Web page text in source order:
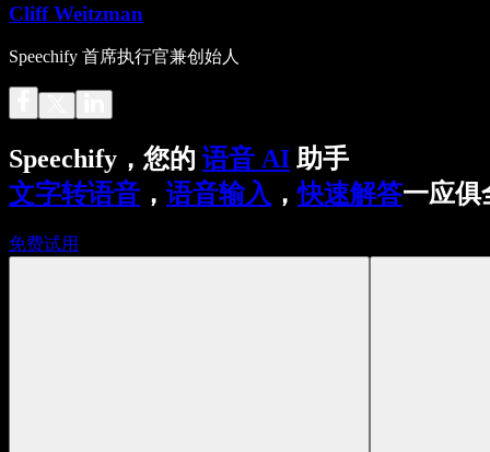
Cliff Weitzman
Speechify 首席执行官兼创始人
Speechify，您的 语音 AI 助手
文字转语音 ， 语音输入 ，快速解答一应俱
免费试用